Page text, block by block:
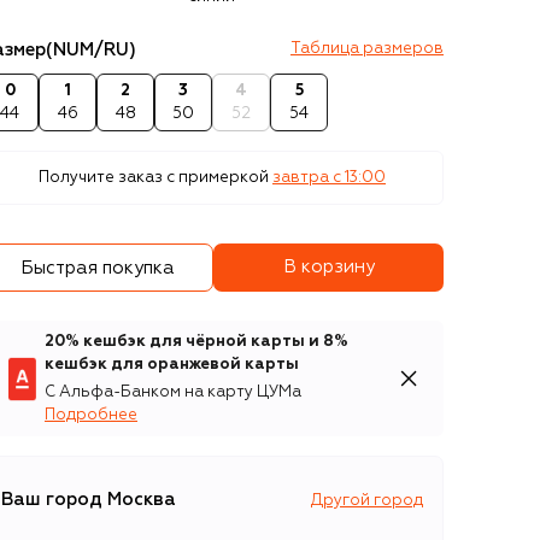
(NUM/RU) Таблица размеров
0
44
1
46
2
48
3
50
4
52
5
54
Получите заказ с примеркой завтра c 13:00
Быстрая покупка В корзину
20% кешбэк для чёрной карты и 8%
кешбэк для оранжевой карты
С Альфа-Банком на карту ЦУМа
Подробнее
Ваш город Москва Другой город